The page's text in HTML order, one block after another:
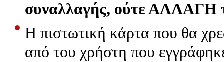
συναλλαγής, ούτε ΑΛΛΑΓΗ
Η πιστωτική κάρτα που θα
από του χρήστη που